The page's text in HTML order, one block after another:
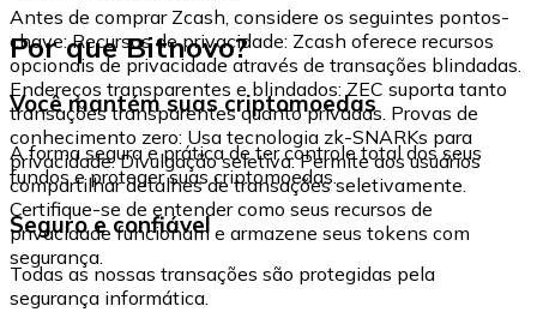
Antes de comprar Zcash, considere os seguintes pontos-
chave: Recursos de privacidade: Zcash oferece recursos
opcionais de privacidade através de transações blindadas.
Endereços transparentes e blindados: ZEC suporta tanto
transações transparentes quanto privadas. Provas de
conhecimento zero: Usa tecnologia zk-SNARKs para
privacidade. Divulgação seletiva: Permite aos usuários
compartilhar detalhes de transações seletivamente.
Certifique-se de entender como seus recursos de
privacidade funcionam e armazene seus tokens com
segurança.
Por que Bitnovo?
Você mantém suas criptomoedas
A forma segura e prática de ter controle total dos seus
fundos e proteger suas criptomoedas.
Seguro e confiável
Todas as nossas transações são protegidas pela
segurança informática.